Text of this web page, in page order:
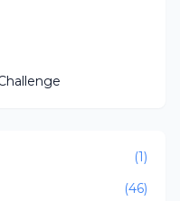
(1)
(46)